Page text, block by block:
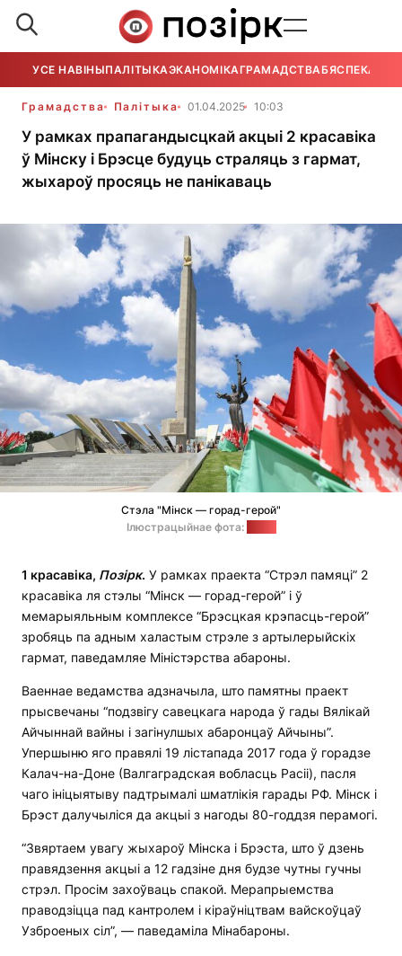
УСЕ НАВІНЫПАЛІТЫКАЭКАНОМІКАГРАМАДСТВАБЯСПЕКА
Грамадства Палітыка 01.04.2025 10:03
У рамках прапагандысцкай акцыі 2 красавіка
ў Мінску і Брэсце будуць страляць з гармат,
жыхароў просяць не панікаваць
Стэла "Мінск — горад-герой"
Ілюстрацыйнае фота:
1 красавіка, Позірк. У рамках праекта “Стрэл памяці” 2
красавіка ля стэлы “Мінск — горад-герой” і ў
мемарыяльным комплексе “Брэсцкая крэпасць-герой”
зробяць па адным халастым стрэле з артылерыйскіх
гармат, паведамляе Міністэрства абароны.
Ваеннае ведамства адзначыла, што памятны праект
прысвечаны “подзвігу савецкага народа ў гады Вялікай
Айчыннай вайны і загінулшых абаронцаў Айчыны”.
Упершыню яго правялі 19 лістапада 2017 года ў горадзе
Калач-на-Доне (Валгаградская вобласць Расіі), пасля
чаго ініцыятыву падтрымалі шматлікія гарады РФ. Мінск і
Брэст далучыліся да акцыі з нагоды 80-годдзя перамогі.
“Звяртаем увагу жыхароў Мінска і Брэста, што ў дзень
правядзення акцыі а 12 гадзіне дня будзе чутны гучны
стрэл. Просім захоўваць спакой. Мерапрыемства
праводзіцца пад кантролем і кіраўніцтвам вайскоўцаў
Узброеных сіл”, — паведаміла Мінабароны.